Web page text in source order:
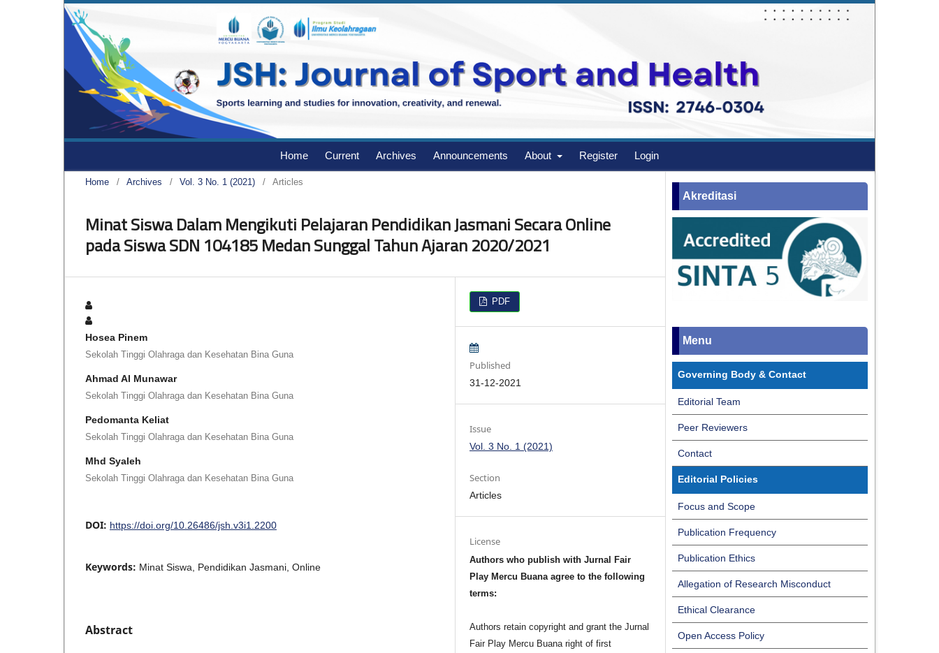
Home Current Archives Announcements About Register Login
Home / Archives / Vol. 3 No. 1 (2021) / Articles
Minat Siswa Dalam Mengikuti Pelajaran Pendidikan Jasmani Secara Online
pada Siswa SDN 104185 Medan Sunggal Tahun Ajaran 2020/2021
Hosea Pinem
Sekolah Tinggi Olahraga dan Kesehatan Bina Guna
Ahmad Al Munawar
Sekolah Tinggi Olahraga dan Kesehatan Bina Guna
Pedomanta Keliat
Sekolah Tinggi Olahraga dan Kesehatan Bina Guna
Mhd Syaleh
Sekolah Tinggi Olahraga dan Kesehatan Bina Guna
DOI: https://doi.org/10.26486/jsh.v3i1.2200
Keywords: Minat Siswa, Pendidikan Jasmani, Online
Abstract
PDF
Published
31-12-2021
Issue
Vol. 3 No. 1 (2021)
Section
Articles
License
Authors who publish with Jurnal Fair
Play Mercu Buana agree to the following
terms:
Authors retain copyright and grant the Jurnal
Fair Play Mercu Buana right of first
Akreditasi
Menu
Governing Body & Contact
Editorial Team
Peer Reviewers
Contact
Editorial Policies
Focus and Scope
Publication Frequency
Publication Ethics
Allegation of Research Misconduct
Ethical Clearance
Open Access Policy